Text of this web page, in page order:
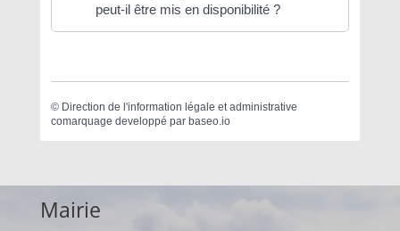
peut-il être mis en disponibilité ?
© Direction de l'information légale et administrative
comarquage developpé par baseo.io
Mairie